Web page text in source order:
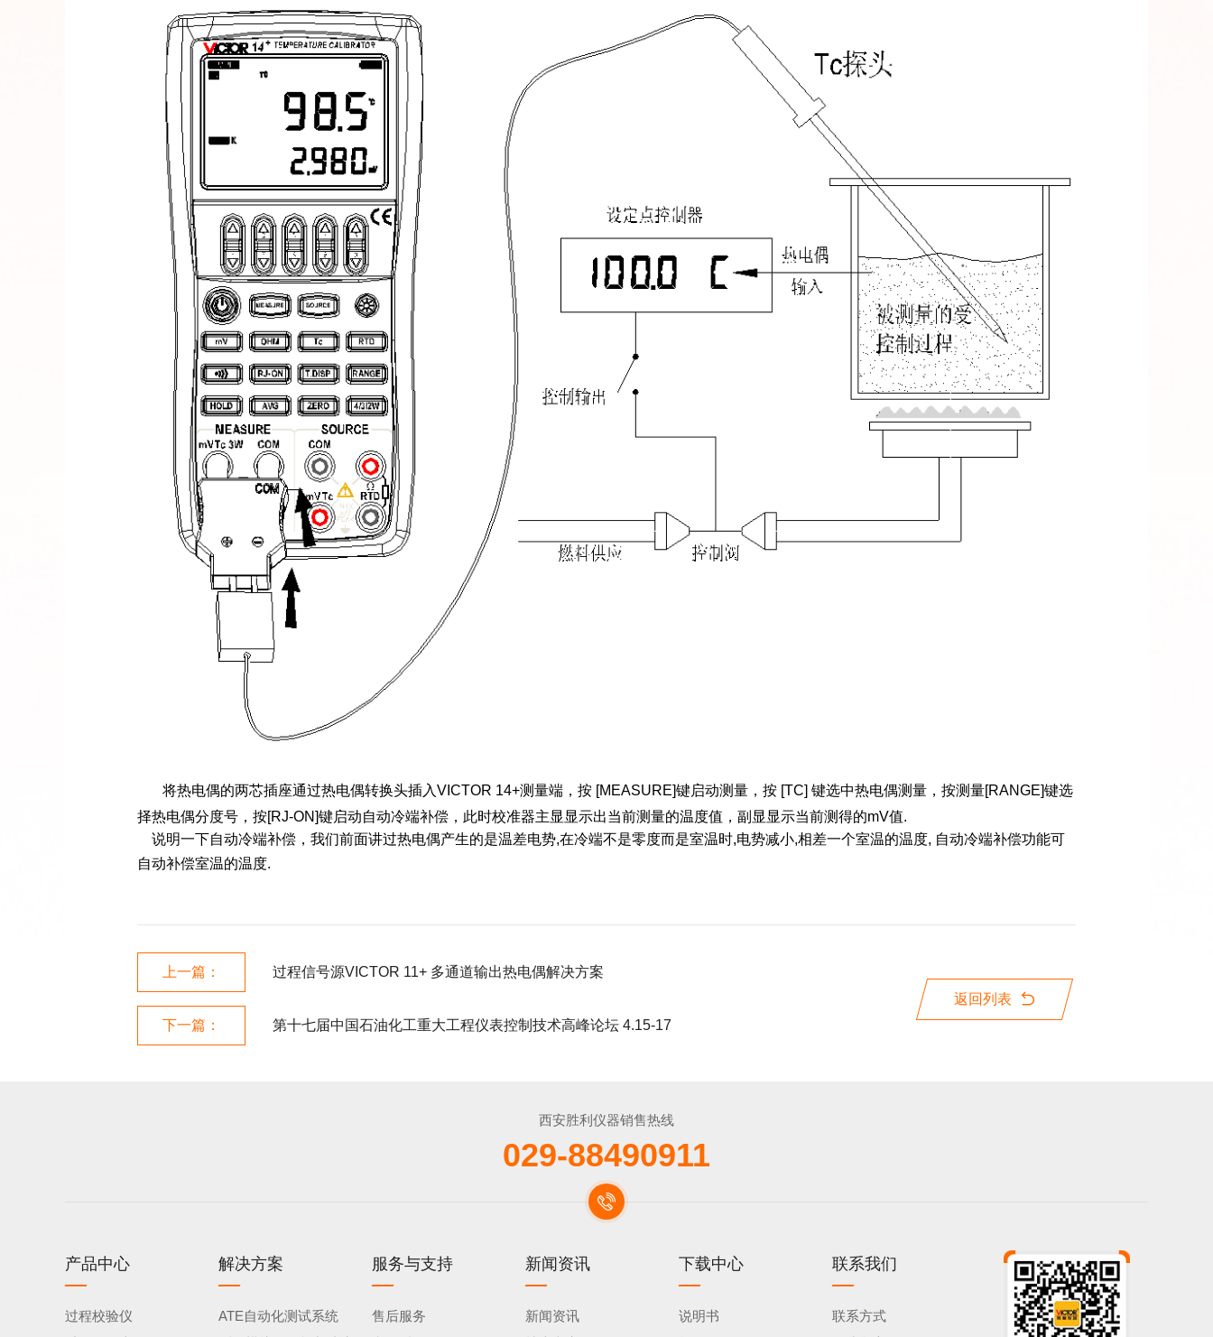
将热电偶的两芯插座通过热电偶转换头插入VICTOR 14+测量端，按 [MEASURE]键启动测量，按 [TC] 键选中热电偶测量，按测量[RANGE]键选
择热电偶分度号，按[RJ-ON]键启动自动冷端补偿，此时校准器主显显示出当前测量的温度值，副显显示当前测得的mV值.
说明一下自动冷端补偿，我们前面讲过热电偶产生的是温差电势,在冷端不是零度而是室温时,电势减小,相差一个室温的温度, 自动冷端补偿功能可
自动补偿室温的温度.
上一篇： 过程信号源VICTOR 11+ 多通道输出热电偶解决方案
下一篇： 第十七届中国石油化工重大工程仪表控制技术高峰论坛 4.15-17
返回列表
西安胜利仪器销售热线
029-88490911
产品中心
过程校验仪
解决方案
ATE自动化测试系统
服务与支持
售后服务
新闻资讯
新闻资讯
下载中心
说明书
联系我们
联系方式